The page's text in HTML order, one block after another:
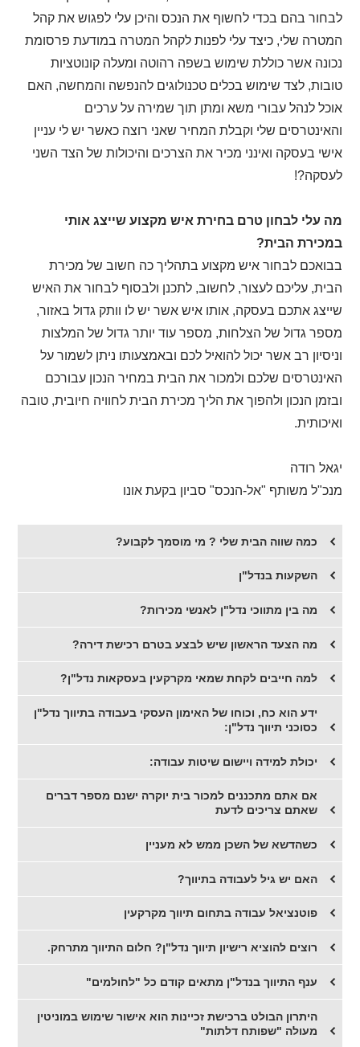
לבחור בהם בכדי לחשוף את הנכס והיכן עלי לפגוש את קהל
המטרה שלי, כיצד עלי לפנות לקהל המטרה במודעת פרסומת
נכונה אשר כוללת שימוש בשפה רהוטה ומעלה קונוטציות
טובות, לצד שימוש בכלים טכנולוגים להנפשה והמחשה, האם
אוכל לנהל עבורי משא ומתן תוך שמירה על ערכים
והאינטרסים שלי וקבלת המחיר שאני רוצה כאשר יש לי עניין
אישי בעסקה ואינני מכיר את הצרכים והיכולות של הצד השני
לעסקה?!
מה עלי לבחון טרם בחירת איש מקצוע שייצג אותי
במכירת הבית?
בבואכם לבחור איש מקצוע בתהליך כה חשוב של מכירת
הבית, עליכם לעצור, לחשוב, לתכנן ולבסוף לבחור את האיש
שייצג אתכם בעסקה, אותו איש אשר יש לו וותק גדול באזור,
מספר גדול של הצלחות, מספר עוד יותר גדול של המלצות
וניסיון רב אשר יכול להואיל לכם ובאמצעותו ניתן לשמור על
האינטרסים שלכם ולמכור את הבית במחיר הנכון עבורכם
ובזמן הנכון ולהפוך את הליך מכירת הבית לחוויה חיובית, טובה
ואיכותית.
יגאל רודה
מנכ"ל משותף "אל-הנכס" סביון בקעת אונו
כמה שווה הבית שלי ? מי מוסמך לקבוע?
השקעות בנדל"ן
מה בין מתווכי נדל"ן לאנשי מכירות?
מה הצעד הראשון שיש לבצע בטרם רכישת דירה?
למה חייבים לקחת שמאי מקרקעין בעסקאות נדל"ן?
ידע הוא כח, וכוחו של האימון העסקי בעבודה בתיווך נדל"ן
כסוכני תיווך נדל"ן:
יכולת למידה ויישום שיטות עבודה:
אם אתם מתכננים למכור בית יוקרה ישנם מספר דברים
שאתם צריכים לדעת
​כשהדשא של השכן ממש לא מעניין
האם יש גיל לעבודה בתיווך?
פוטנציאל עבודה בתחום תיווך מקרקעין
רוצים להוציא רישיון תיווך נדל"ן? חלום התיווך מתרחק.
ענף התיווך בנדל"ן מתאים קודם כל "לחולמים"
היתרון הבולט ברכישת זכיינות הוא אישור שימוש במוניטין
מעולה "שפותח דלתות"